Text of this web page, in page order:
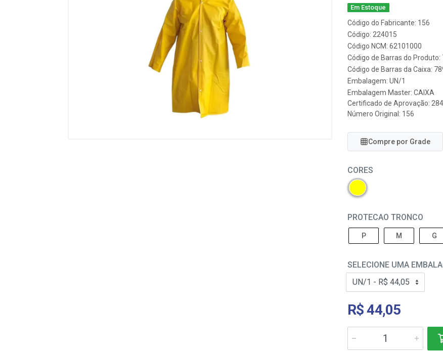
Em Estoque
Código do Fabricante: 156
Código: 224015
Código NCM: 62101000
Código de Barras do
Código de Barras da Caixa:
Embalagem: UN/1
Embalagem Master: CAIXA
Certificado de Aprovação:
Número Original: 156
Compre por Grade
CORES
PROTECAO TRONCO
P M G
SELECIONE UMA
R$ 44,05